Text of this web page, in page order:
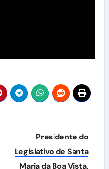
Presidente do
Legislativo de Santa
Maria da Boa Vista,